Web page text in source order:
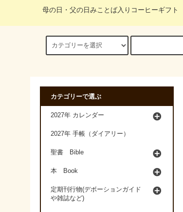
母の日・父の日みことば入りコーヒーギフト
カテゴリーで選ぶ
2027年 カレンダー
2027年 手帳（ダイアリー）
聖書 Bible
本 Book
定期刊行物(デボーションガイド
や雑誌など)